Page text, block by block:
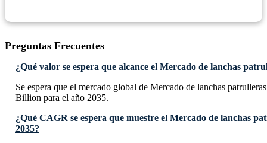
Preguntas Frecuentes
¿Qué valor se espera que alcance el Mercado de lanchas
Se espera que el mercado global de Mercado de lanchas
Billion para el año 2035.
¿Qué CAGR se espera que muestre el Mercado de lanchas
2035?